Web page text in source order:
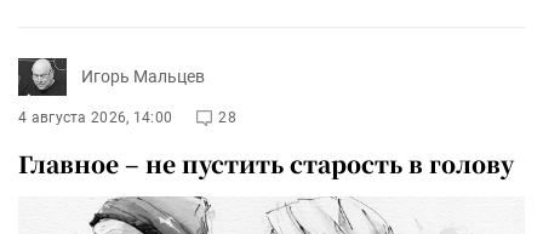
Игорь Мальцев
4 августа 2026, 14:00 28
Главное – не пустить старость в голову